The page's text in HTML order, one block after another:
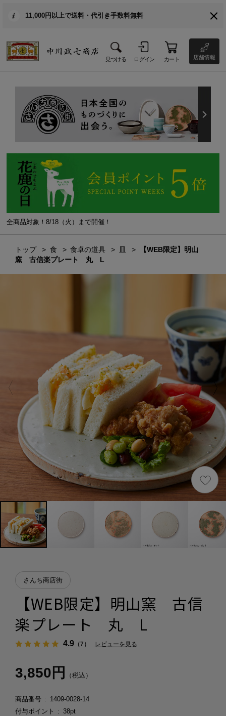
11,000円以上で送料・代引き手数料無料
見つける ログイン カート 店舗情報
全商品対象！8/18（火）まで開催！
トップ 食 食卓の道具 皿
【WEB限定】明山
窯 古信楽プレート 丸 L
さんち商店街
【WEB限定】明山窯 古信
楽プレート 丸 L
4.9（7） レビューを見る
3,850円 （税込）
商品番号
1409-0028-14
付与ポイント
38pt